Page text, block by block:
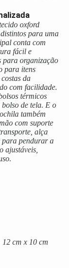
oxford
para uma
conta com
fácil e
para organização
para itens
da
com facilidade.
térmicos
de tela. E o
também
com suporte
alça
para pendurar a
ajustáveis,
12 cm x 10 cm